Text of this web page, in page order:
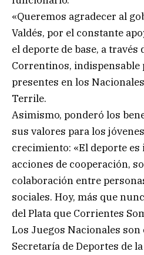
«Queremos agradecer al
Valdés, por el constante
el deporte de base, a través
Correntinos, indispensable
presentes en los
Terrile.
Asimismo, ponderó los
sus valores para los
crecimiento: «El deporte
acciones de cooperación,
colaboración entre
sociales. Hoy, más que
del Plata que Corrientes
Los Juegos Nacionales
Secretaría de Deportes de